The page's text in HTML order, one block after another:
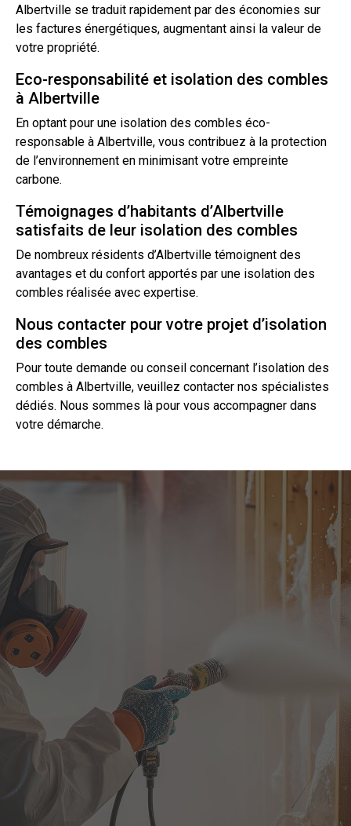
Albertville se traduit rapidement par des économies sur
les factures énergétiques, augmentant ainsi la valeur de
votre propriété.
Eco-responsabilité et isolation des combles
à Albertville
En optant pour une isolation des combles éco-
responsable à Albertville, vous contribuez à la protection
de l’environnement en minimisant votre empreinte
carbone.
Témoignages d’habitants d’Albertville
satisfaits de leur isolation des combles
De nombreux résidents d’Albertville témoignent des
avantages et du confort apportés par une isolation des
combles réalisée avec expertise.
Nous contacter pour votre projet d’isolation
des combles
Pour toute demande ou conseil concernant l’isolation des
combles à Albertville, veuillez contacter nos spécialistes
dédiés. Nous sommes là pour vous accompagner dans
votre démarche.